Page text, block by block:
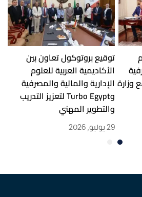
توقيع بروتوكول تعاون بين
الأكاديمية العربية للعلوم
الإدارية والمالية والمصرفية
وTurbo Egypt لتعزيز التدريب
والتطوير المهني
توقيع
الإدارية
وبنك